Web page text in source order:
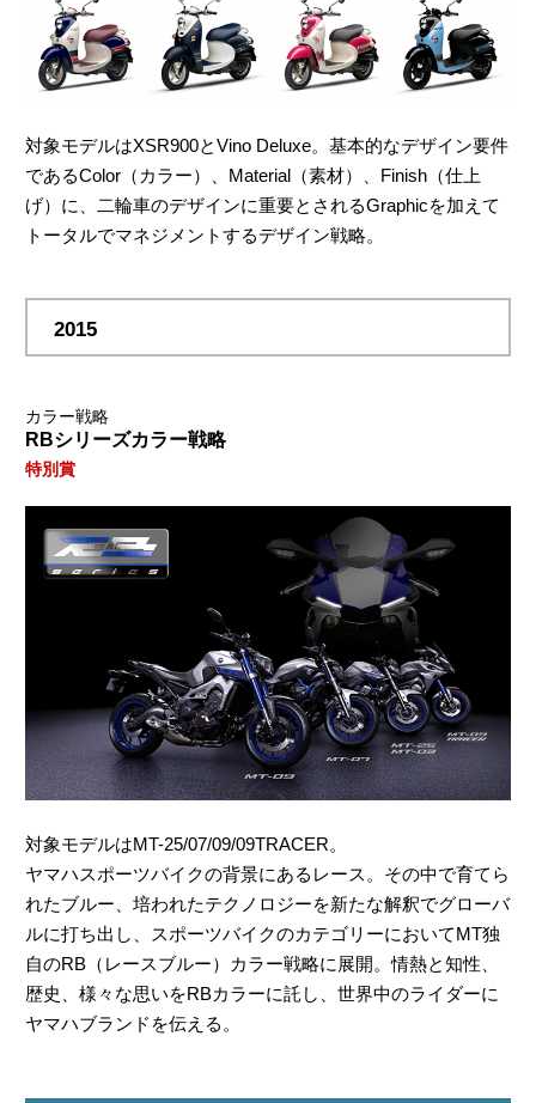
対象モデルはXSR900とVino Deluxe。基本的なデザイン要件
であるColor（カラー）、Material（素材）、Finish（仕上
げ）に、二輪車のデザインに重要とされるGraphicを加えて
トータルでマネジメントするデザイン戦略。
2015
カラー戦略
RBシリーズカラー戦略
特別賞
対象モデルはMT-25/07/09/09TRACER。
ヤマハスポーツバイクの背景にあるレース。その中で育てら
れたブルー、培われたテクノロジーを新たな解釈でグローバ
ルに打ち出し、スポーツバイクのカテゴリーにおいてMT独
自のRB（レースブルー）カラー戦略に展開。情熱と知性、
歴史、様々な思いをRBカラーに託し、世界中のライダーに
ヤマハブランドを伝える。